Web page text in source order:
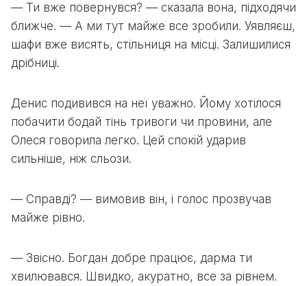
— Ти вже повернувся? — сказала вона, підходячи
ближче. — А ми тут майже все зробили. Уявляєш,
шафи вже висять, стільниця на місці. Залишилися
дрібниці.
Денис подивився на неї уважно. Йому хотілося
побачити бодай тінь тривоги чи провини, але
Олеся говорила легко. Цей спокій ударив
сильніше, ніж сльози.
— Справді? — вимовив він, і голос прозвучав
майже рівно.
— Звісно. Богдан добре працює, дарма ти
хвилювався. Швидко, акуратно, все за рівнем.